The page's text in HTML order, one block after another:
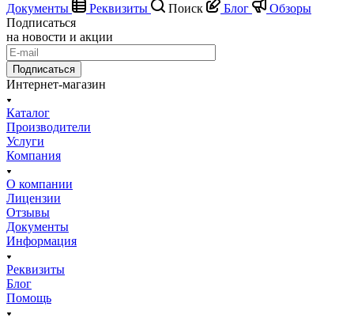
Документы
Реквизиты Поиск Блог
Обзоры
Подписаться
на новости и акции
Подписаться
Интернет-магазин
Каталог
Производители
Услуги
Компания
О компании
Лицензии
Отзывы
Документы
Информация
Реквизиты
Блог
Помощь